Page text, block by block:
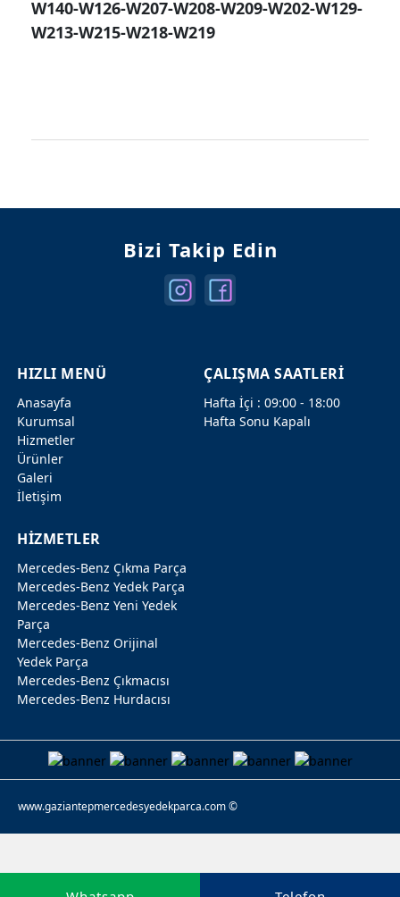
Mercedes Konsollar
W140-W126-W207-W208-W209-W202-W129-
W213-W215-W218-W219
Bizi Takip Edin
HIZLI MENÜ
Anasayfa
Kurumsal
Hizmetler
Ürünler
Galeri
İletişim
ÇALIŞMA SAATLERİ
Hafta İçi : 09:00 - 18:00
Hafta Sonu Kapalı
HİZMETLER
Mercedes-Benz Çıkma Parça
Mercedes-Benz Yedek Parça
Mercedes-Benz Yeni Yedek
Parça
Mercedes-Benz Orijinal
Yedek Parça
Mercedes-Benz Çıkmacısı
Mercedes-Benz Hurdacısı
www.gaziantepmercedesyedekparca.com ©